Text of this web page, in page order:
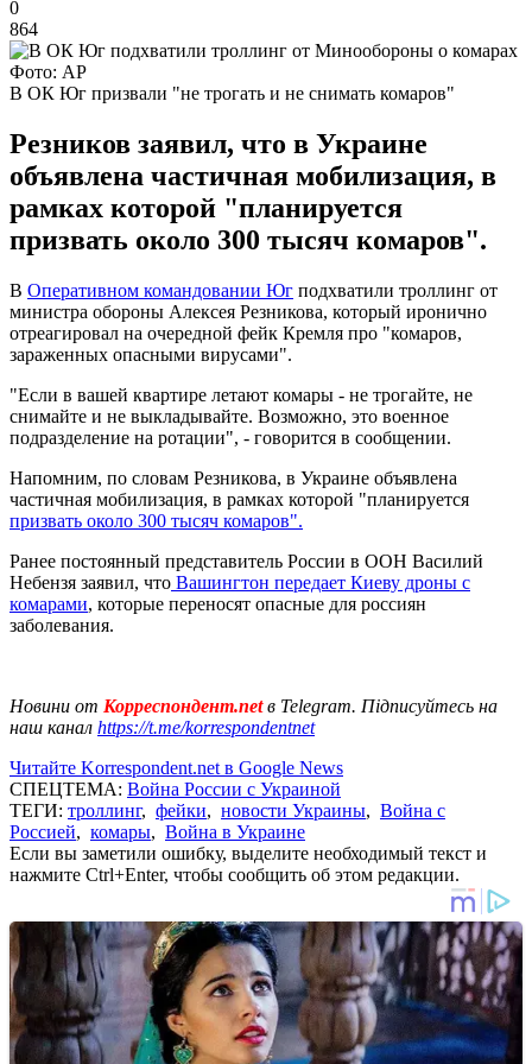
0
864
Фото: АР
В ОК Юг призвали "не трогать и не снимать комаров"
Резников заявил, что в Украине
объявлена частичная мобилизация, в
рамках которой "планируется
призвать около 300 тысяч комаров".
В Оперативном командовании Юг подхватили троллинг от
министра обороны Алексея Резникова, который иронично
отреагировал на очередной фейк Кремля про "комаров,
зараженных опасными вирусами".
"Если в вашей квартире летают комары - не трогайте, не
снимайте и не выкладывайте. Возможно, это военное
подразделение на ротации", - говорится в сообщении.
Напомним, по словам Резникова, в Украине объявлена
частичная мобилизация, в рамках которой "планируется
призвать около 300 тысяч комаров".
Ранее постоянный представитель России в ООН Василий
Небензя заявил, что Вашингтон передает Киеву дроны с
комарами, которые переносят опасные для россиян
заболевания.
Новини от Корреспондент.netв Telegram. Підписуйтесь на
наш канал https://t.me/korrespondentnet
Читайте Korrespondent.net в Google News
СПЕЦТЕМА: Война России с Украиной
ТЕГИ: троллинг, фейки, новости Украины, Война с
Россией, комары, Война в Украине
Если вы заметили ошибку, выделите необходимый текст и
нажмите Ctrl+Enter, чтобы сообщить об этом редакции.